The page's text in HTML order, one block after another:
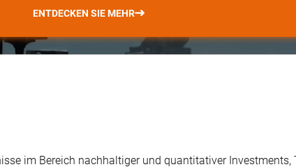
ENTDECKEN SIE MEHR
im Bereich nachhaltiger und quantitativer